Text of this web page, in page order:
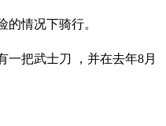
的情况下骑行。
一把武士刀 ，并在去年8月